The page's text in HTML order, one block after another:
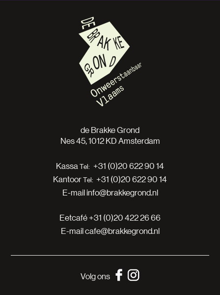
de Brakke Grond
Nes 45, 1012 KD Amsterdam
Kassa
+31 (0)20 622 90 14
Kantoor
+31 (0)20 622 90 14
E-mailinfo@brakkegrond.nl
Eetcafé+31 (0)20 422 26 66
E-mailcafe@brakkegrond.nl
Volg ons